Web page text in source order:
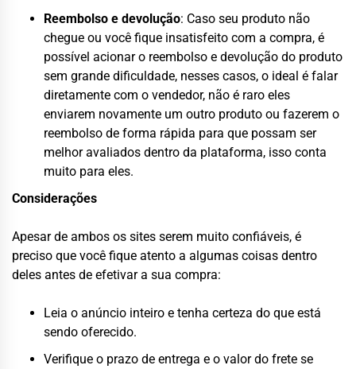
Reembolso e devolução: Caso seu produto não
chegue ou você fique insatisfeito com a compra, é
possível acionar o reembolso e devolução do produto
sem grande dificuldade, nesses casos, o ideal é falar
diretamente com o vendedor, não é raro eles
enviarem novamente um outro produto ou fazerem o
reembolso de forma rápida para que possam ser
melhor avaliados dentro da plataforma, isso conta
muito para eles.
Considerações
Apesar de ambos os sites serem muito confiáveis, é
preciso que você fique atento a algumas coisas dentro
deles antes de efetivar a sua compra:
Leia o anúncio inteiro e tenha certeza do que está
sendo oferecido.
Verifique o prazo de entrega e o valor do frete se